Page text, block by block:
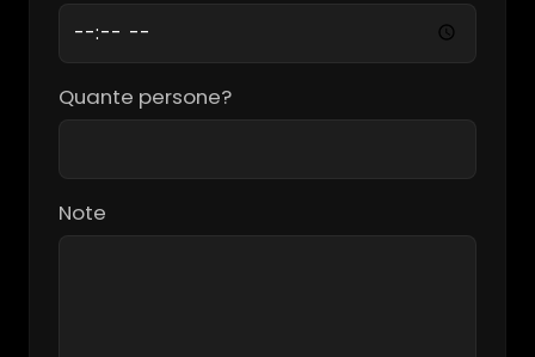
Quante persone?
Note